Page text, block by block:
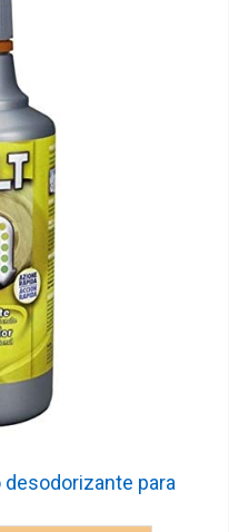
desodorizante para